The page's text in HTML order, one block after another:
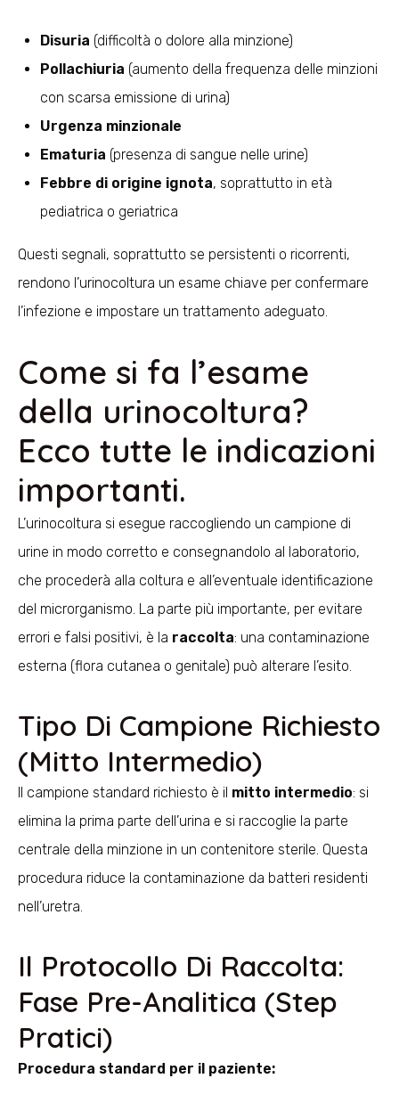
Disuria (difficoltà o dolore alla minzione)
Pollachiuria (aumento della frequenza delle minzioni
con scarsa emissione di urina)
Urgenza minzionale
Ematuria (presenza di sangue nelle urine)
Febbre di origine ignota, soprattutto in età
pediatrica o geriatrica
Questi segnali, soprattutto se persistenti o ricorrenti,
rendono l’urinocoltura un esame chiave per confermare
l’infezione e impostare un trattamento adeguato.
Come si fa l’esame
della urinocoltura?
Ecco tutte le indicazioni
importanti.
L’urinocoltura si esegue raccogliendo un campione di
urine in modo corretto e consegnandolo al laboratorio,
che procederà alla coltura e all’eventuale identificazione
del microrganismo. La parte più importante, per evitare
errori e falsi positivi, è la raccolta: una contaminazione
esterna (flora cutanea o genitale) può alterare l’esito.
Tipo Di Campione Richiesto
(mitto Intermedio)
Il campione standard richiesto è il mitto intermedio: si
elimina la prima parte dell’urina e si raccoglie la parte
centrale della minzione in un contenitore sterile. Questa
procedura riduce la contaminazione da batteri residenti
nell’uretra.
Il Protocollo Di Raccolta:
Fase Pre-Analitica (step
Pratici)
Procedura standard per il paziente: